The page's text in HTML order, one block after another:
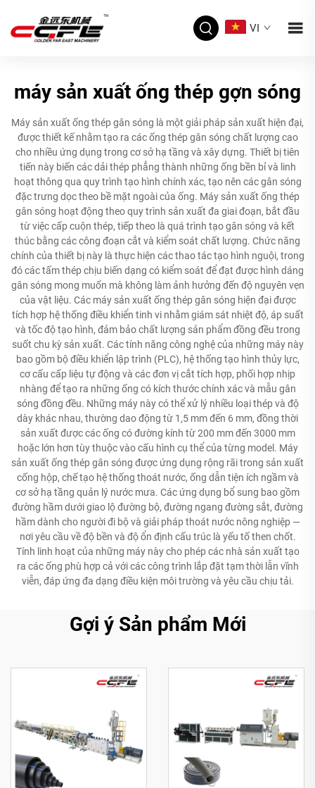
VI
máy sản xuất ống thép gợn sóng
Máy sản xuất ống thép gân sóng là một giải pháp sản xuất hiện đại,
được thiết kế nhằm tạo ra các ống thép gân sóng chất lượng cao
cho nhiều ứng dụng trong cơ sở hạ tầng và xây dựng. Thiết bị tiên
tiến này biến các dải thép phẳng thành những ống bền bỉ và linh
hoạt thông qua quy trình tạo hình chính xác, tạo nên các gân sóng
đặc trưng dọc theo bề mặt ngoài của ống. Máy sản xuất ống thép
gân sóng hoạt động theo quy trình sản xuất đa giai đoạn, bắt đầu
từ việc cấp cuộn thép, tiếp theo là quá trình tạo gân sóng và kết
thúc bằng các công đoạn cắt và kiểm soát chất lượng. Chức năng
chính của thiết bị này là thực hiện các thao tác tạo hình nguội, trong
đó các tấm thép chịu biến dạng có kiểm soát để đạt được hình dáng
gân sóng mong muốn mà không làm ảnh hưởng đến độ nguyên vẹn
của vật liệu. Các máy sản xuất ống thép gân sóng hiện đại được
tích hợp hệ thống điều khiển tinh vi nhằm giám sát nhiệt độ, áp suất
và tốc độ tạo hình, đảm bảo chất lượng sản phẩm đồng đều trong
suốt chu kỳ sản xuất. Các tính năng công nghệ của những máy này
bao gồm bộ điều khiển lập trình (PLC), hệ thống tạo hình thủy lực,
cơ cấu cấp liệu tự động và các đơn vị cắt tích hợp, phối hợp nhịp
nhàng để tạo ra những ống có kích thước chính xác và mẫu gân
sóng đồng đều. Những máy này có thể xử lý nhiều loại thép và độ
dày khác nhau, thường dao động từ 1,5 mm đến 6 mm, đồng thời
sản xuất được các ống có đường kính từ 200 mm đến 3000 mm
hoặc lớn hơn tùy thuộc vào cấu hình cụ thể của từng model. Máy
sản xuất ống thép gân sóng được ứng dụng rộng rãi trong sản xuất
cống hộp, chế tạo hệ thống thoát nước, ống dẫn tiện ích ngầm và
cơ sở hạ tầng quản lý nước mưa. Các ứng dụng bổ sung bao gồm
đường hầm dưới giao lộ đường bộ, đường ngang đường sắt, đường
hầm dành cho người đi bộ và giải pháp thoát nước nông nghiệp —
nơi yêu cầu về độ bền và độ ổn định cấu trúc là yếu tố then chốt.
Tính linh hoạt của những máy này cho phép các nhà sản xuất tạo
ra các ống phù hợp cả với các công trình lắp đặt tạm thời lẫn vĩnh
viễn, đáp ứng đa dạng điều kiện môi trường và yêu cầu chịu tải.
Gợi ý Sản phẩm Mới